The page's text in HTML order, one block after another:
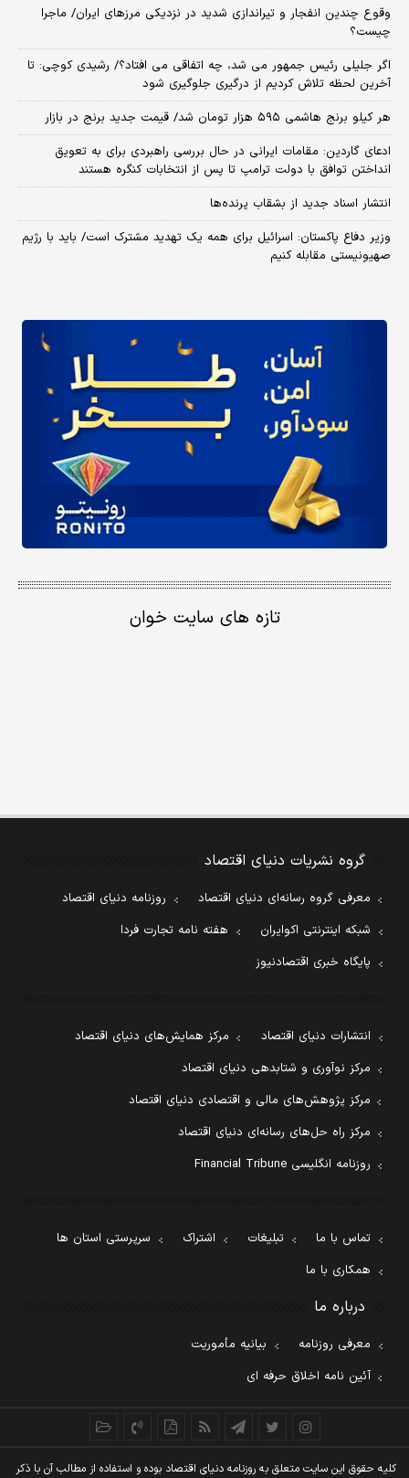
وقوع چندین انفجار و تیراندازی شدید در نزدیکی مرز‌های ایران/ ماجرا
چیست؟
اگر جلیلی رئیس جمهور می شد، چه اتفاقی می افتاد؟/ رشیدی کوچی: تا
آخرین لحظه تلاش کردیم از درگیری جلوگیری شود
هر کیلو برنج هاشمی ۵۹۵ هزار تومان شد/ قیمت جدید برنج در بازار
ادعای گاردین: مقامات ایرانی در حال بررسی راهبردی برای به تعویق
انداختن توافق با دولت ترامپ تا پس از انتخابات کنگره هستند
انتشار اسناد جدید از بشقاب پرنده‌ها
وزیر دفاع پاکستان: اسرائیل برای همه یک تهدید مشترک است/ باید با رژیم
صهیونیستی مقابله کنیم
تازه های سایت خوان
گروه نشریات دنیای اقتصاد
معرفی گروه رسانه‌ای دنیای اقتصاد
روزنامه دنیای اقتصاد
شبکه اینترنتی اکوایران
هفته نامه تجارت فردا
پایگاه خبری اقتصادنیوز
انتشارات دنیای اقتصاد
مرکز همایش‌های دنیای اقتصاد
مرکز نوآوری و شتابدهی دنیای اقتصاد
مرکز پژوهش‌های مالی و اقتصادی دنیای اقتصاد
مرکز راه حل‌های رسانه‌ای دنیای اقتصاد
روزنامه انگلیسی Financial Tribune
تماس با ما تبلیغات اشتراک
سرپرستی استان ها
همکاری با ما
درباره ما
معرفی روزنامه
بیانیه مأموریت
آئین نامه اخلاق حرفه ای
کليه حقوق اين سايت متعلق به روزنامه دنيای اقتصاد بوده و استفاده از مطالب آن با ذکر